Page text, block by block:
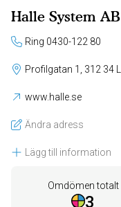
Halle System AB
Ring 0430-122 80
www.halle.se
Ändra adress
Lägg till information
Omdömen totalt
3